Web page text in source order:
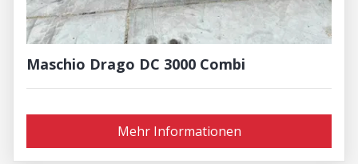
Maschio Drago DC 3000 Combi
Mehr Informationen